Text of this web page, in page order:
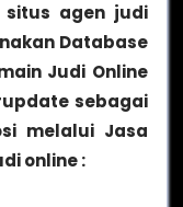
situs agen judi
Database
Judi Online
sebagai
melalui Jasa
online :